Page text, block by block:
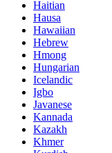
Haitian
Hausa
Hawaiian
Hebrew
Hmong
Hungarian
Icelandic
Igbo
Javanese
Kannada
Kazakh
Khmer